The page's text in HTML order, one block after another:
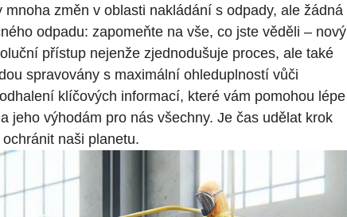
změn v oblasti nakládání s odpady, ale žádná
odpadu: zapomeňte na vše, co jste věděli – nový
přístup nejenže zjednodušuje proces, ale také
spravovány s maximální ohleduplností vůči
klíčových informací, které vám pomohou lépe
jeho výhodám pro nás všechny. Je čas udělat krok
naši planetu.